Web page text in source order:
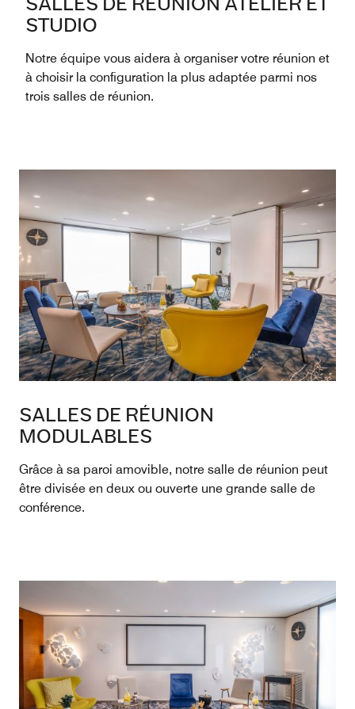
STUDIO
Notre équipe vous aidera à organiser votre réunion et
à choisir la configuration la plus adaptée parmi nos
trois salles de réunion.
SALLES DE RÉUNION
MODULABLES
Grâce à sa paroi amovible, notre salle de réunion peut
être divisée en deux ou ouverte une grande salle de
conférence.